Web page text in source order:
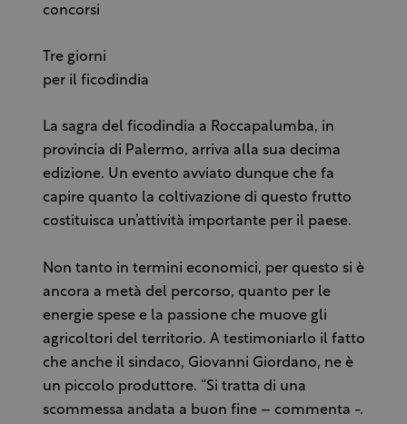
concorsi
Tre giorni
per il ficodindia
La sagra del ficodindia a Roccapalumba, in
provincia di Palermo, arriva alla sua decima
edizione. Un evento avviato dunque che fa
capire quanto la coltivazione di questo frutto
costituisca un’attività importante per il paese.
Non tanto in termini economici, per questo si è
ancora a metà del percorso, quanto per le
energie spese e la passione che muove gli
agricoltori del territorio. A testimoniarlo il fatto
che anche il sindaco, Giovanni Giordano, ne è
un piccolo produttore. “Si tratta di una
scommessa andata a buon fine – commenta -.